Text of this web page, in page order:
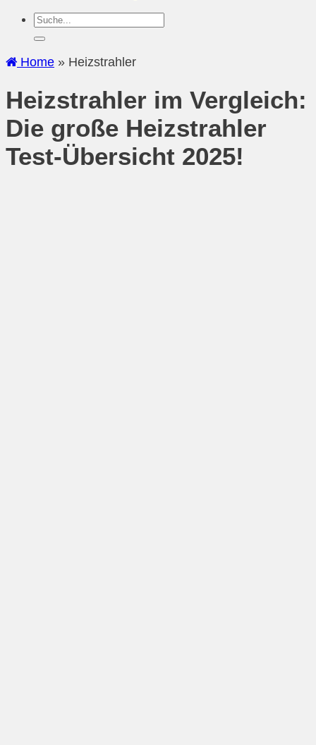
Home » Heizstrahler
Heizstrahler im Vergleich:
Die große Heizstrahler
Test-Übersicht 2025!